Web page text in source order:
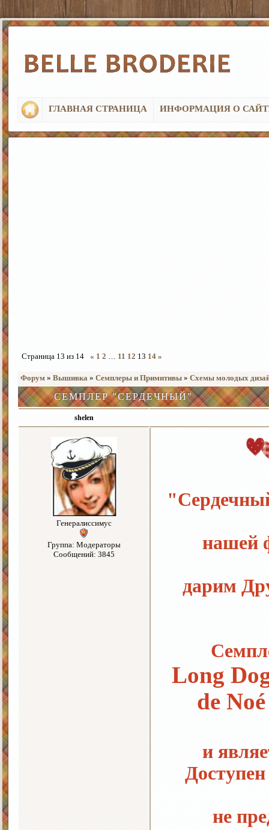
ГЛАВНАЯ СТРАНИЦА ИНФОРМАЦИЯ О
Страница 13 из 14 « 1 2 … 11 12 13 14 »
Форум » Вышивка » Семплеры и Примитивы » Схемы молодых
СЕМПЛЕР "СЕРДЕЧНЫЙ"
shelen
Генералиссимус
Группа: Модераторы
Сообщений: 3845
нашей
дарим
Long
de
и
не